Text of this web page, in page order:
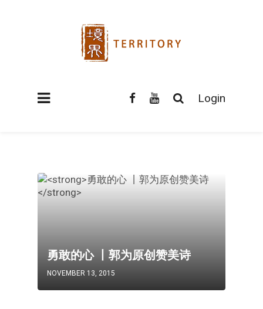
Login
勇敢的心 丨郭为原创赞美诗
NOVEMBER 13, 2015